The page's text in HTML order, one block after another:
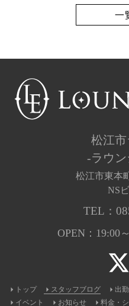
一
松江
-ラウ
松江市東本
NS
TEL：
OPEN：19:00
トップ スタッフブログ 出
イベント
お知らせ 料金・